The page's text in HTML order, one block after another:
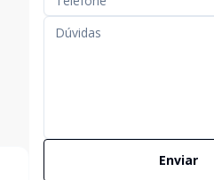
Enviar